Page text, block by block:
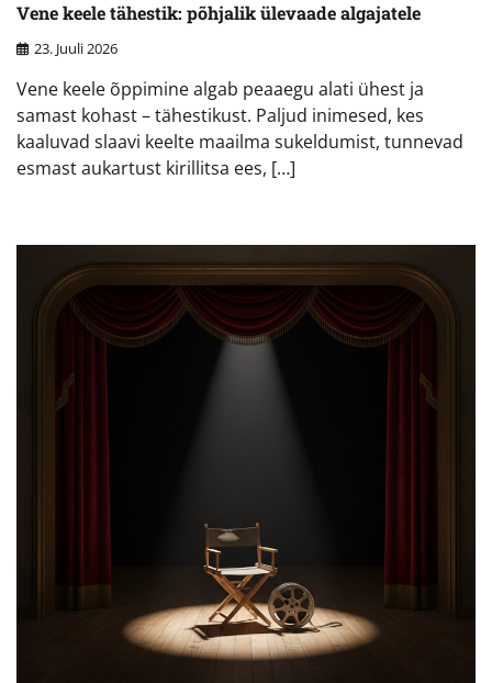
Vene keele tähestik: põhjalik ülevaade algajatele
23. Juuli 2026
Vene keele õppimine algab peaaegu alati ühest ja
samast kohast – tähestikust. Paljud inimesed, kes
kaaluvad slaavi keelte maailma sukeldumist, tunnevad
esmast aukartust kirillitsa ees, […]